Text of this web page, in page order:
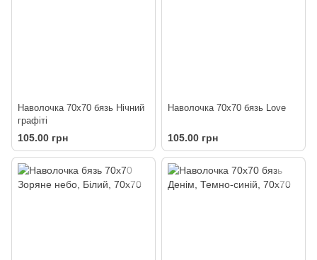
Наволочка 70х70 бязь Нічний
графіті
105.00 грн
Наволочка 70х70 бязь Love
105.00 грн